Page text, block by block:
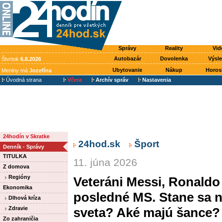
Správy Reality
Štvrtok 6.8.2026 Autobazár Dovolenka
Meniny má Jozefína Ubytovanie Nákup
Úvodná strana
Včera Archív správ Nastavenia
24hodín v Skratke
Denník - Správy
TITULKA
Z domova
Regióny
Ekonomika
Dlhová kríza
Zdravie
Zo zahraničia
24hod.sk Šport
11. júna 2026
Veteráni Messi,
posledné MS. Stane sa
sveta? Aké majú šance?